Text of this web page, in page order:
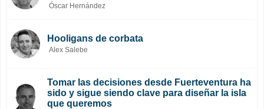
Óscar Hernández
Hooligans de corbata
Alex Salebe
Tomar las decisiones desde Fuerteventura ha
sido y sigue siendo clave para diseñar la isla
que queremos